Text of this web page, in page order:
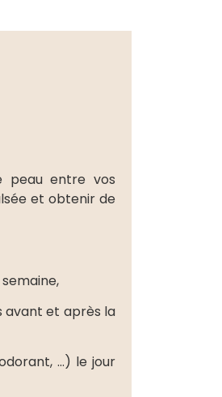
peau entre vos
et obtenir de
avant et après la
…) le jour